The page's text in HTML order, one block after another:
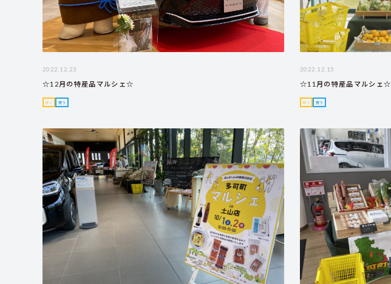
2022.12.23
☆12月の特産品マルシェ☆
行く 買う
2022.12.15
☆11月の特産品マルシェ☆
行く 買う